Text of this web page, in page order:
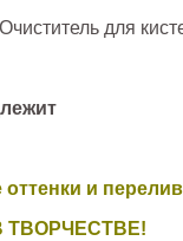
для
и
ТВОРЧЕСТВЕ!